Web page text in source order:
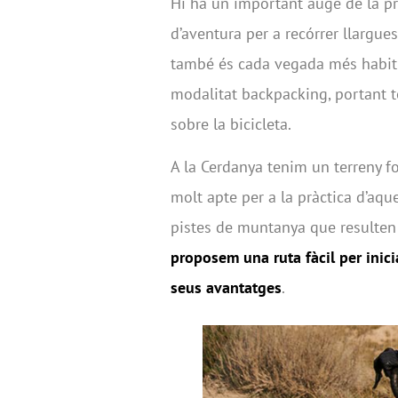
d’aventura per a recórrer
també és cada vegada més
modalitat backpacking, portant
sobre la bicicleta.
A la Cerdanya tenim un terreny
molt apte per a la pràctica
pistes de muntanya que
proposem una ruta fàcil per
seus avantatges.